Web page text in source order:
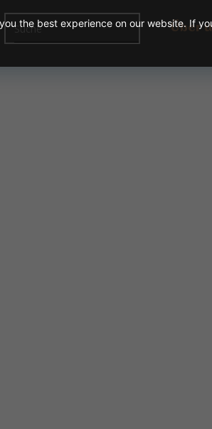
Über
the best experience on our website. If